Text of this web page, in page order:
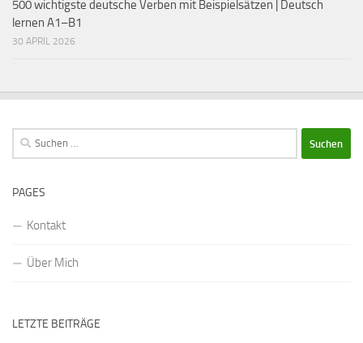
500 wichtigste deutsche Verben mit Beispielsätzen | Deutsch
lernen A1–B1
30 APRIL 2026
Suchen
nach:
PAGES
Kontakt
Über Mich
LETZTE BEITRÄGE